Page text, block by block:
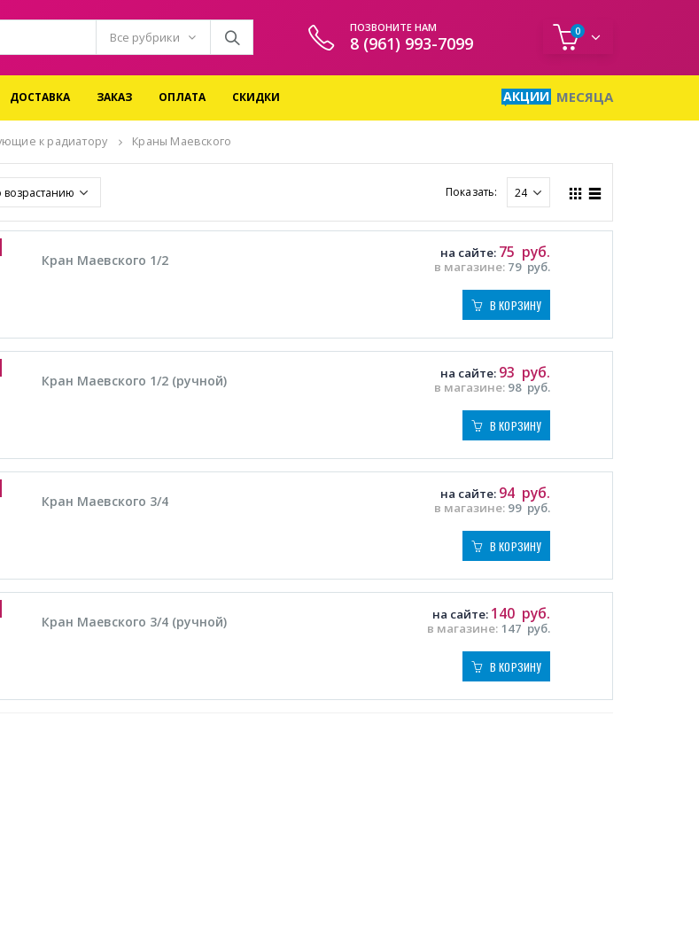
Все рубрики
ПОЗВОНИТЕ НАМ
8 (961) 993-7099
0
ДОСТАВКА ЗАКАЗ ОПЛАТА СКИДКИ МЕСЯЦА
АКЦИИ
к радиатору Краны Маевского
Показать:
Кран Маевского 1/2 в магазине: 79 руб.
на сайте: 75 руб.
В КОРЗИНУ
Кран Маевского 1/2 (ручной) в магазине: 98 руб.
на сайте: 93 руб.
В КОРЗИНУ
Кран Маевского 3/4 в магазине: 99 руб.
на сайте: 94 руб.
В КОРЗИНУ
Кран Маевского 3/4 (ручной) в магазине: 147 руб.
на сайте: 140 руб.
В КОРЗИНУ